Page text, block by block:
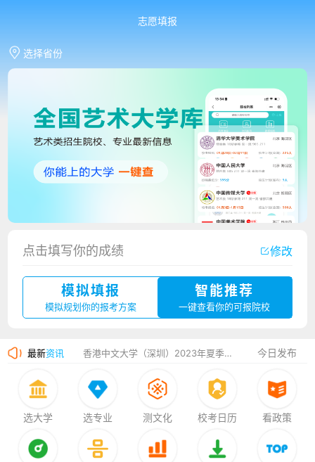
志愿填报
选择省份
点击填写你的成绩 修改
模拟填报
模拟规划你的报考方案
智能推荐
一键查看你的可报院校
最新资讯
广州华立科技职业学院2023年夏季高考招生简章
香港中文大学（深圳）2023年夏季高考招生简章
厦门大学嘉庚学院2023年艺术类招生简章
今日发布
选大学 选专业 测文化 校考日历 看政策